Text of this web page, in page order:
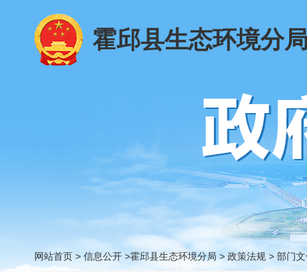
霍邱县生态环境分
网站首页 > 信息公开 >霍邱县生态环境分局 > 政策法规 > 部门